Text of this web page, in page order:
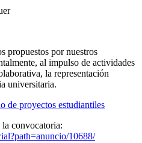
propuestos por nuestros
al impulso de actividades
la representación
universitaria.
convocatoria:
10688/